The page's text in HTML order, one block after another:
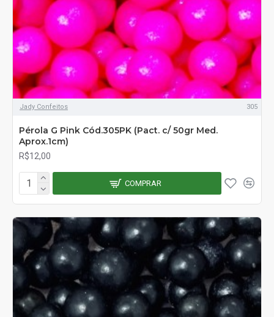
Jady Confeitos 305
Pérola G Pink Cód.305PK (Pact. c/ 50gr Med.
Aprox.1cm)
R$12,00
COMPRAR